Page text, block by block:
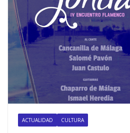
ACTUALIDAD CULTURA